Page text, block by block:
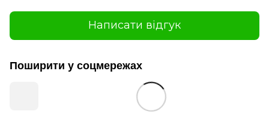
Написати відгук
Поширити у соцмережах